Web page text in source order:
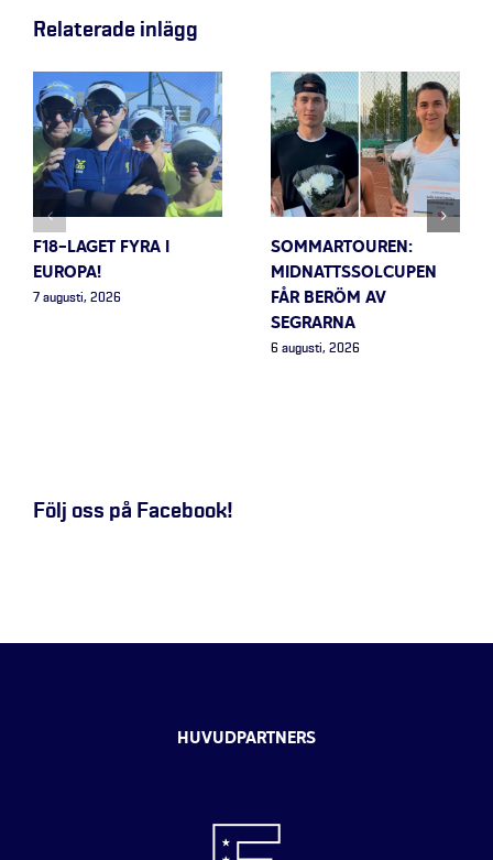
Relaterade inlägg
F18-LAGET FYRA I
EUROPA!
7 augusti, 2026
SOMMARTOUREN:
MIDNATTSSOLCUPEN
FÅR BERÖM AV
SEGRARNA
6 augusti, 2026
Följ oss på Facebook!
HUVUDPARTNERS